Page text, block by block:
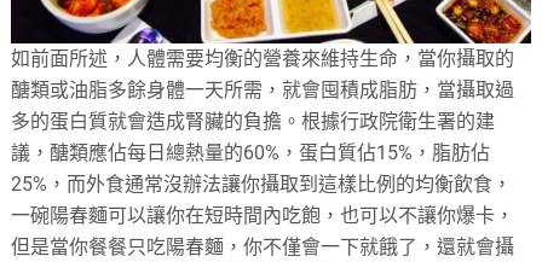
如前面所述，人體需要均衡的營養來維持生命，當你攝取的
醣類或油脂多餘身體一天所需，就會囤積成脂肪，當攝取過
多的蛋白質就會造成腎臟的負擔。根據行政院衛生署的建
議，醣類應佔每日總熱量的60%，蛋白質佔15%，脂肪佔
25%，而外食通常沒辦法讓你攝取到這樣比例的均衡飲食，
一碗陽春麵可以讓你在短時間內吃飽，也可以不讓你爆卡，
但是當你餐餐只吃陽春麵，你不僅會一下就餓了，還就會攝